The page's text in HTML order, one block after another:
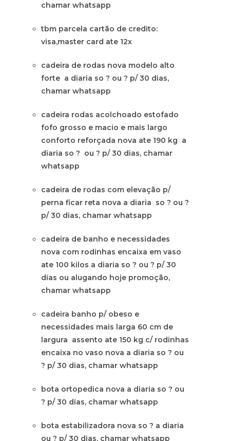
chamar whatsapp
tbm parcela cartão de credito:
visa,master card ate 12x
cadeira de rodas nova modelo alto
forte a diaria so ? ou ? p/ 30 dias,
chamar whatsapp
cadeira rodas acolchoado estofado
fofo grosso e macio e mais largo
conforto reforçada nova ate 190 kg a
diaria so ? ou ? p/ 30 dias, chamar
whatsapp
cadeira de rodas com elevação p/
perna ficar reta nova a diaria so ? ou ?
p/ 30 dias, chamar whatsapp
cadeira de banho e necessidades
nova com rodinhas encaixa em vaso
ate 100 kilos a diaria so ? ou ? p/ 30
dias ou alugando hoje promoção,
chamar whatsapp
cadeira banho p/ obeso e
necessidades mais larga 60 cm de
largura assento ate 150 kg c/ rodinhas
encaixa no vaso nova a diaria so ? ou
? p/ 30 dias, chamar whatsapp
bota ortopedica nova a diaria so ? ou
? p/ 30 dias, chamar whatsapp
bota estabilizadora nova so ? a diaria
ou ? p/ 30 dias, chamar whatsapp